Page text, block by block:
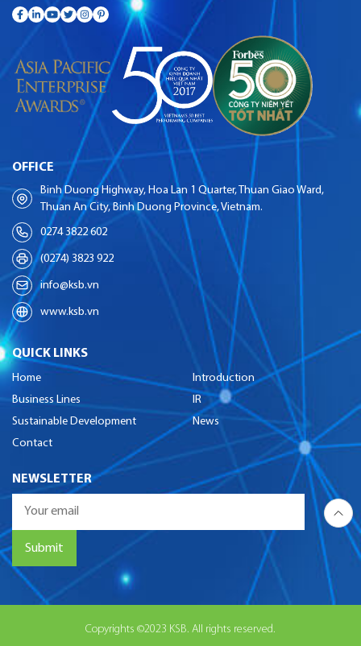
OFFICE
Binh Duong Highway, Hoa Lan 1 Quarter, Thuan Giao Ward,
Thuan An City, Binh Duong Province, Vietnam.
0274 3822 602
(0274) 3823 922
info@ksb.vn
www.ksb.vn
QUICK LINKS
Home
Introduction
Business Lines
IR
Sustainable Development
News
Contact
NEWSLETTER
Copyrights ©2023 KSB. All rights reserved.